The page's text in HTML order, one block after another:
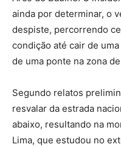
ainda por determinar, o
despiste, percorrendo
condição até cair de
de uma ponte na zona
Segundo relatos
resvalar da estrada
abaixo, resultando na
Lima, que estudou no